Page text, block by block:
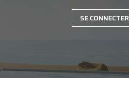
SE CONNECTER